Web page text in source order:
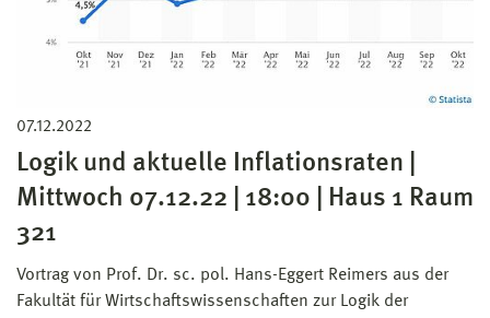
07.12.2022
Logik und aktuelle Inflationsraten |
Mittwoch 07.12.22 | 18:00 | Haus 1 Raum
321
Vortrag von Prof. Dr. sc. pol. Hans-Eggert Reimers aus der
Fakultät für Wirtschaftswissenschaften zur Logik der